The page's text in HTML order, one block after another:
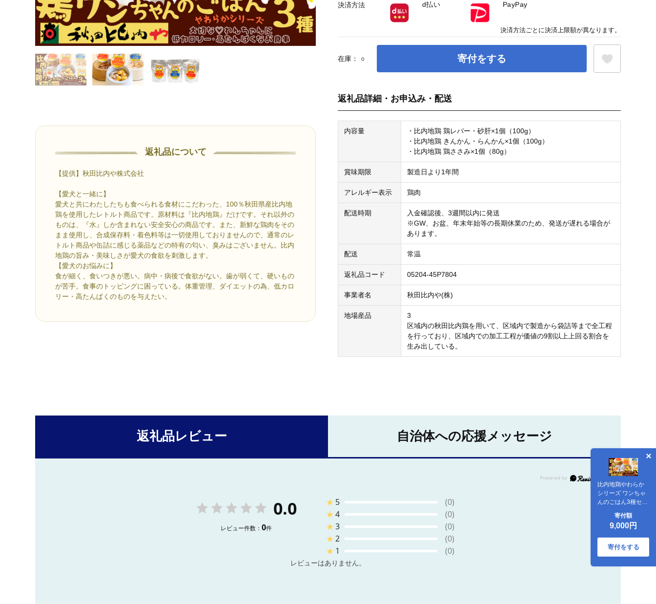
返礼品について
【提供】秋田比内や株式会社
【愛犬と一緒に】
愛犬と共にわたしたちも食べられる食材にこだわった、100％秋田県産比内地
鶏を使用したレトルト商品です。原材料は『比内地鶏』だけです。それ以外の
ものは、『水』しか含まれない安全安心の商品です。また、新鮮な鶏肉をその
まま使用し、合成保存料・着色料等は一切使用しておりませんので、通常のレ
トルト商品や缶詰に感じる薬品などの特有の匂い、臭みはございません。比内
地鶏の旨み・美味しさが愛犬の食欲を刺激します。
【愛犬のお悩みに】
食が細く、食いつきが悪い。病中・病後で食欲がない。歯が弱くて、硬いもの
が苦手。食事のトッピングに困っている。体重管理、ダイエットの為、低カロ
リー・高たんぱくのものを与えたい。
在庫： ○ 寄付をする
比内地鶏やわらか
シリーズ ワンちゃ
んのごはん3種セッ
ト 45P7804【秋
田比内や(株)】
寄付額
9,000円
寄付をする
返礼品詳細・お申込み・配送
内容量
・比内地鶏 鶏レバー・砂肝×1個（100g）
・比内地鶏 きんかん・らんかん×1個（100g）
・比内地鶏 鶏ささみ×1個（80g）
賞味期限 製造日より1年間
アレルギー表示 鶏肉
配送時期
入金確認後、3週間以内に発送
※GW、お盆、年末年始等の長期休業のため、発送が遅れる場合が
あります。
配送 常温
返礼品コード 05204-45P7804
事業者名 秋田比内や(株)
地場産品
3
区域内の秋田比内鶏を用いて、区域内で製造から袋詰等まで全工程
を行っており、区域内での加工工程が価値の9割以上上回る割合を
生み出している。
決済方法 d払い PayPay
決済方法ごとに決済上限額が異なります。
返礼品レビュー 自治体への応援メッセージ
0.0
レビュー件数： 0件
★ 5
(0)
★4
(0)
★3
(0)
★2
(0)
★ 1 (0)
レビューはありません。